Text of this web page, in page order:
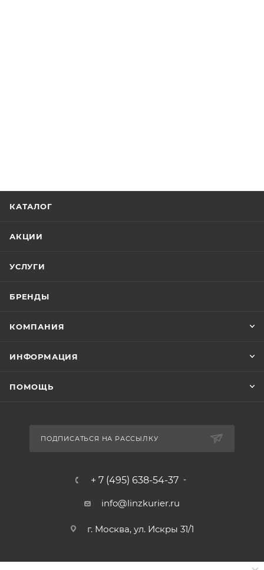
КАТАЛОГ
АКЦИИ
УСЛУГИ
БРЕНДЫ
КОМПАНИЯ
ИНФОРМАЦИЯ
ПОМОЩЬ
ПОДПИСАТЬСЯ НА РАССЫЛКУ
+ 7 (495) 638-54-37
info@linzkurier.ru
г. Москва, ул. Искры 31/1